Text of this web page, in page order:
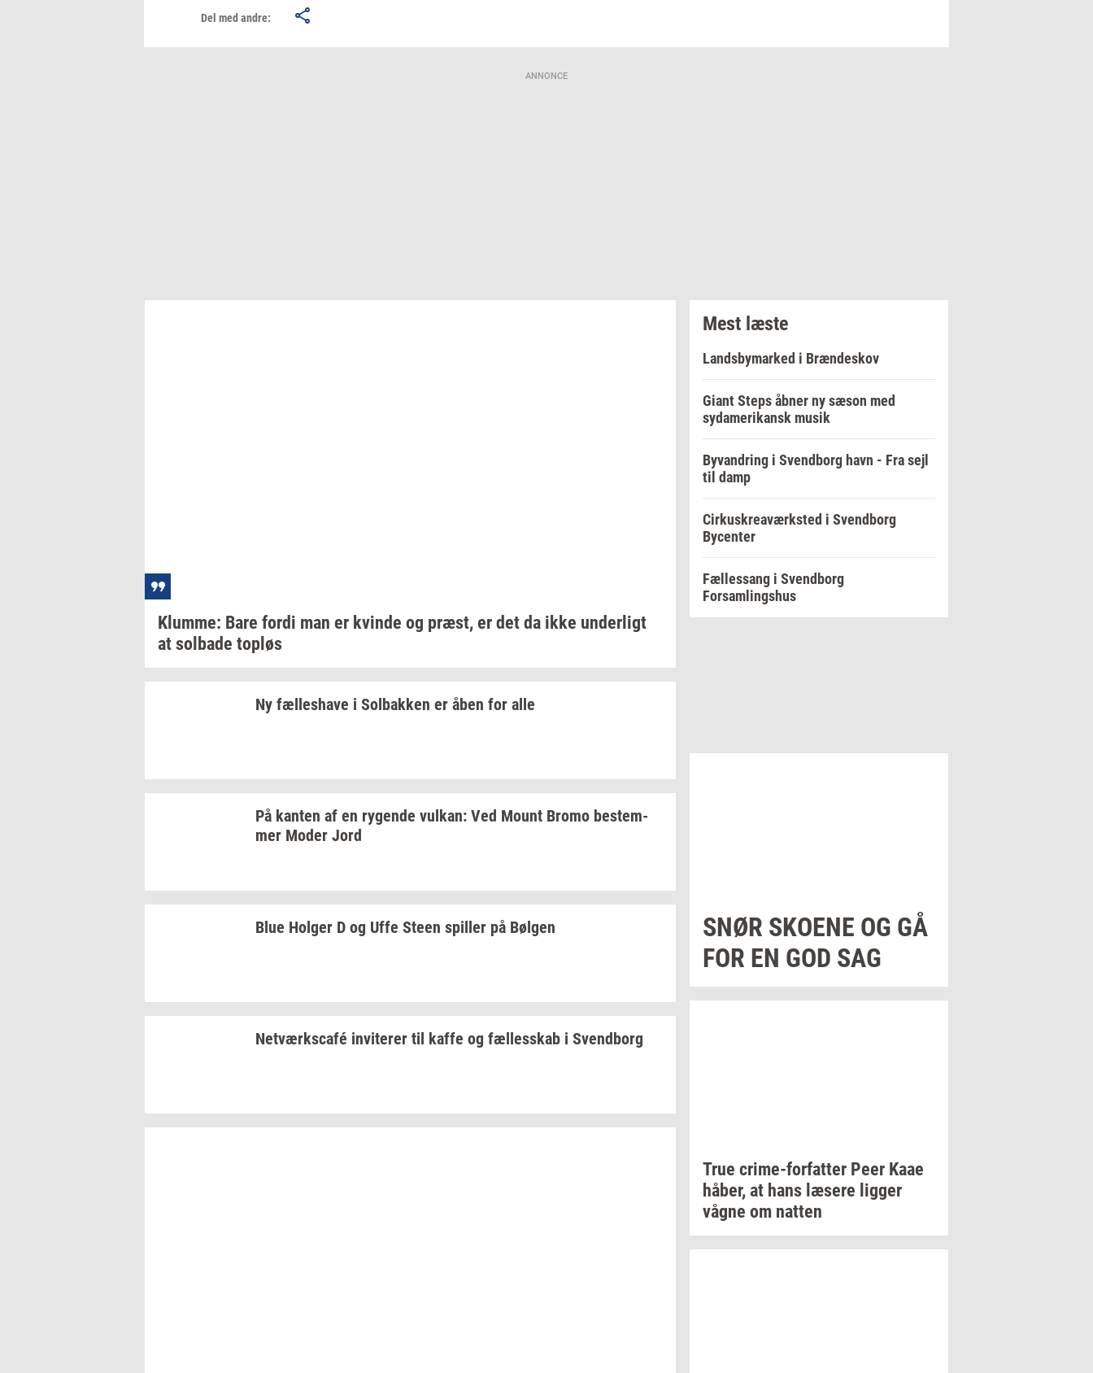
Del med andre:
ANNONCE
Klum­me: Bare fordi man er kvin­de og præst, er det da ikke un­der­ligt
at sol­ba­de top­løs
Ny fæl­les­ha­ve i Sol­bak­ken er åben for alle
På kan­ten af en ry­gen­de vulkan: Ved Mount Bromo be­stem­
mer Moder Jord
Blue Hol­ger D og Uffe Steen spil­ler på Bøl­gen
Netværkscafé in­vi­te­rer til kaffe og fæl­les­skab i Svend­borg
Mest læste
Landsbymarked i Brændeskov
Giant Steps åbner ny sæson med
sydamerikansk musik
Byvandring i Svendborg havn - Fra sejl
til damp
Cirkuskreaværksted i Svendborg
Bycenter
Fællessang i Svendborg
Forsamlingshus
SNØR SKO­E­NE OG GÅ
FOR EN GOD SAG
True crime-​forfatter Peer Kaae
håber, at hans læ­se­re lig­ger
vågne om nat­ten